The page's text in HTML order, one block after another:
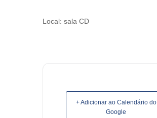
Local: sala CD
+ Adicionar ao Calendário do
Google